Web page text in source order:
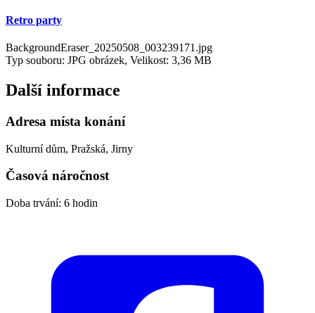
Retro party
BackgroundEraser_20250508_003239171.jpg
Typ souboru: JPG obrázek, Velikost: 3,36 MB
Další informace
Adresa místa konání
Kulturní dům, Pražská, Jirny
Časová náročnost
Doba trvání: 6 hodin